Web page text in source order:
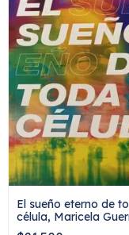
El sueño eterno de
célula, Maricela